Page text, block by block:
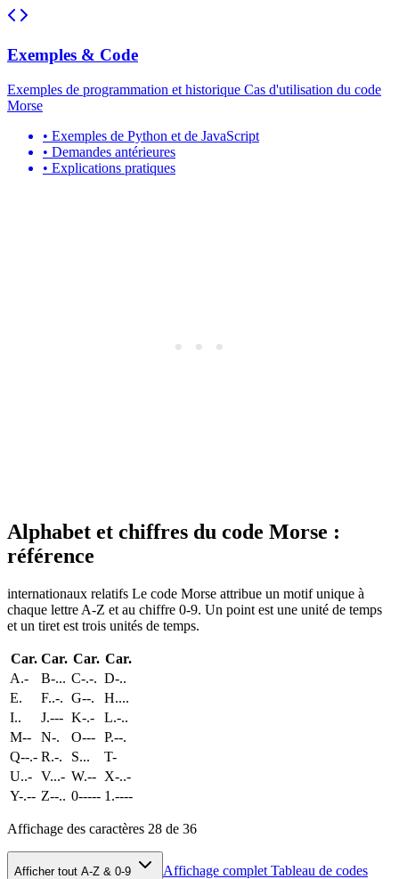
Exemples & Code
Exemples de programmation et historique Cas d'utilisation du code
Morse
• Exemples de Python et de JavaScript
• Demandes antérieures
• Explications pratiques
Alphabet et chiffres du code Morse :
référence
internationaux relatifs Le code Morse attribue un motif unique à
chaque lettre A-Z et au chiffre 0-9. Un point est une unité de temps
et un tiret est trois unités de temps.
Car. Car. Car. Car.
A.- B-... C-.-. D-..
E. F..-. G--. H....
I.. J.--- K-.- L.-..
M-- N-. O--- P.--.
Q--.- R.-. S... T-
U..- V...- W.-- X-..-
Y-.-- Z--.. 0----- 1 .----
Affichage des caractères 28 de 36
Afficher tout A-Z & 0-9
Affichage complet Tableau de codes